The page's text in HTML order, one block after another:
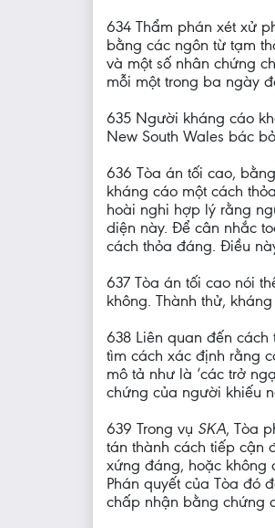
634 Thẩm phán xét xử
bằng các ngôn từ tạm
và một số nhân chứng
mỗi một trong ba ngày
635 Người kháng cáo
New South Wales bác
636 Tòa án tối cao,
kháng cáo một cách
hoài nghi hợp lý rằng
diện này. Để cân nhắc
cách thỏa đáng. Điều
637 Tòa án tối cao nói
không. Thành thử,
638 Liên quan đến
tìm cách xác định rằng
mô tả như là ‘các trở
chứng của người khiếu
639 Trong vụ SKA, Tòa
tán thành cách tiếp cận
xứng đáng, hoặc không
Phán quyết của Tòa đó
chấp nhận bằng chứng